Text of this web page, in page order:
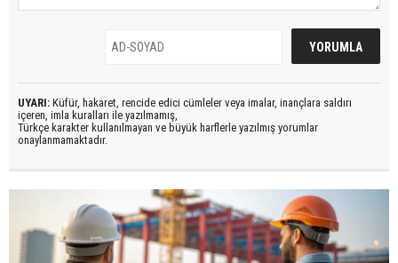
UYARI: Küfür, hakaret, rencide edici cümleler veya imalar, inançlara saldırı
içeren, imla kuralları ile yazılmamış,
Türkçe karakter kullanılmayan ve büyük harflerle yazılmış yorumlar
onaylanmamaktadır.